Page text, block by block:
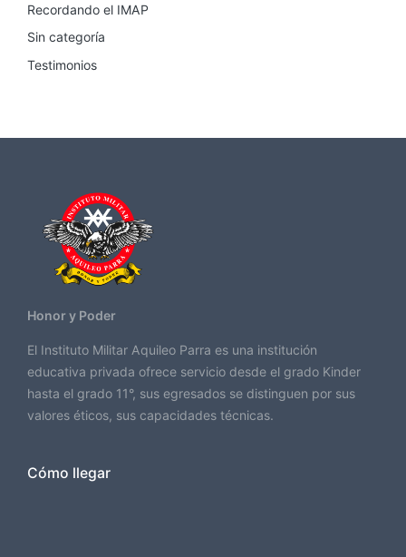
Recordando el IMAP
Sin categoría
Testimonios
Honor y Poder
El Instituto Militar Aquileo Parra es una institución
educativa privada ofrece servicio desde el grado Kinder
hasta el grado 11°, sus egresados se distinguen por sus
valores éticos, sus capacidades técnicas.
Cómo llegar